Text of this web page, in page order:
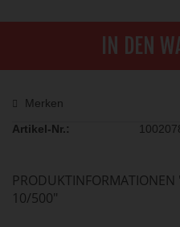
IN DEN
Merken
Artikel-Nr.:
PRODUKTINFORMATIONEN
10/500"